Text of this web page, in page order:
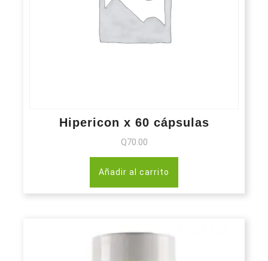
Hipericon x 60 cápsulas
Q70.00
Añadir al carrito